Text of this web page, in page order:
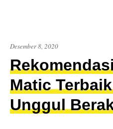
Desember 8, 2020Desember
2020
Matic
Unggul